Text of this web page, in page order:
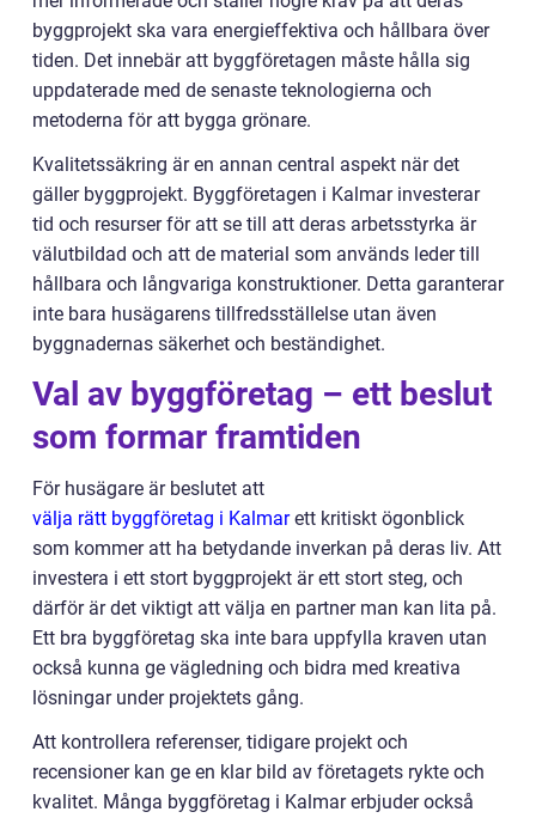
byggprojekt ska vara energieffektiva och hållbara över
tiden. Det innebär att byggföretagen måste hålla sig
uppdaterade med de senaste teknologierna och
metoderna för att bygga grönare.
Kvalitetssäkring är en annan central aspekt när det
gäller byggprojekt. Byggföretagen i Kalmar investerar
tid och resurser för att se till att deras arbetsstyrka är
välutbildad och att de material som används leder till
hållbara och långvariga konstruktioner. Detta garanterar
inte bara husägarens tillfredsställelse utan även
byggnadernas säkerhet och beständighet.
Val av byggföretag – ett beslut
som formar framtiden
För husägare är beslutet att
välja rätt byggföretag i Kalmarett kritiskt ögonblick
som kommer att ha betydande inverkan på deras liv. Att
investera i ett stort byggprojekt är ett stort steg, och
därför är det viktigt att välja en partner man kan lita på.
Ett bra byggföretag ska inte bara uppfylla kraven utan
också kunna ge vägledning och bidra med kreativa
lösningar under projektets gång.
Att kontrollera referenser, tidigare projekt och
recensioner kan ge en klar bild av företagets rykte och
kvalitet. Många byggföretag i Kalmar erbjuder också